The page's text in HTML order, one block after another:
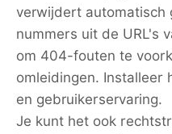
verwijdert automatisch
nummers uit de URL's
om 404-fouten te
omleidingen. Installeer
en gebruikerservaring.
Je kunt het ook